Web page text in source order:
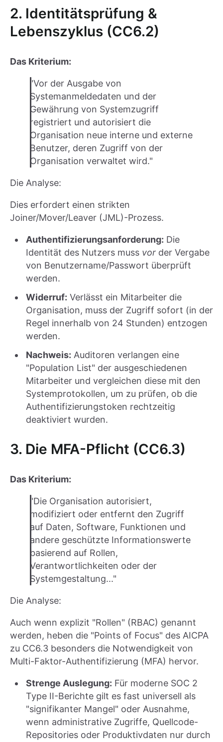
2. Identitätsprüfung &
Lebenszyklus (CC6.2)
Das Kriterium:
"Vor der Ausgabe von
Systemanmeldedaten und der
Gewährung von Systemzugriff
registriert und autorisiert die
Organisation neue interne und externe
Benutzer, deren Zugriff von der
Organisation verwaltet wird."
Die Analyse:
Dies erfordert einen strikten
Joiner/Mover/Leaver (JML)-Prozess.
Authentifizierungsanforderung: Die
Identität des Nutzers muss vor der Vergabe
von Benutzername/Passwort überprüft
werden.
Widerruf: Verlässt ein Mitarbeiter die
Organisation, muss der Zugriff sofort (in der
Regel innerhalb von 24 Stunden) entzogen
werden.
Nachweis: Auditoren verlangen eine
"Population List" der ausgeschiedenen
Mitarbeiter und vergleichen diese mit den
Systemprotokollen, um zu prüfen, ob die
Authentifizierungstoken rechtzeitig
deaktiviert wurden.
3. Die MFA-Pflicht (CC6.3)
Das Kriterium:
"Die Organisation autorisiert,
modifiziert oder entfernt den Zugriff
auf Daten, Software, Funktionen und
andere geschützte Informationswerte
basierend auf Rollen,
Verantwortlichkeiten oder der
Systemgestaltung..."
Die Analyse:
Auch wenn explizit "Rollen" (RBAC) genannt
werden, heben die "Points of Focus" des AICPA
zu CC6.3 besonders die Notwendigkeit von
Multi-Faktor-Authentifizierung (MFA) hervor.
Strenge Auslegung: Für moderne SOC 2
Type II-Berichte gilt es fast universell als
"signifikanter Mangel" oder Ausnahme,
wenn administrative Zugriffe, Quellcode-
Repositories oder Produktivdaten nur durch